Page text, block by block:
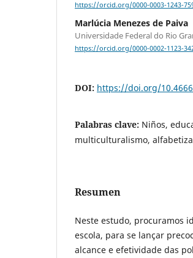
https://orcid.org/0000-0003-1243-
Marlúcia Menezes de Paiva
Universidade Federal do Rio
https://orcid.org/0000-0002-1123-
DOI: https://doi.org/
Palabras clave: Niños,
multiculturalismo,
Resumen
Neste estudo, procuramos
escola, para se lançar
alcance e efetividade das